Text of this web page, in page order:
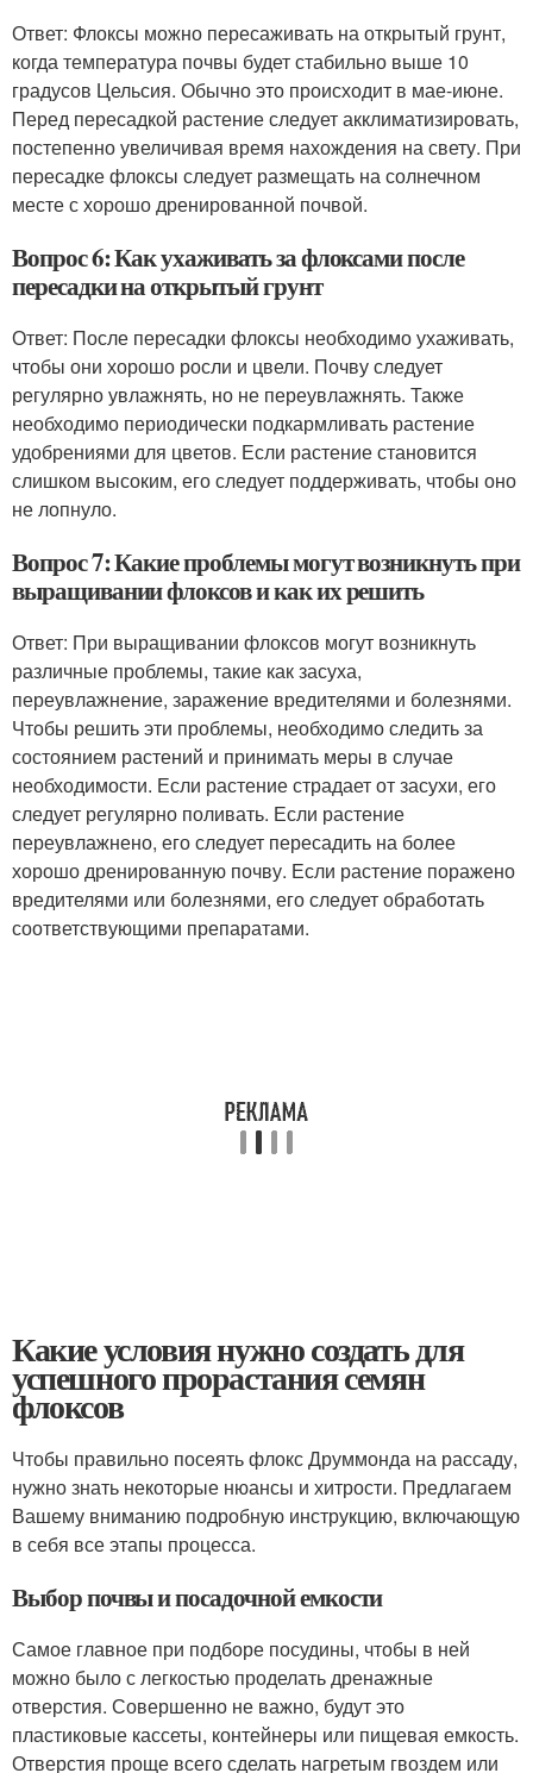
Ответ: Флоксы можно пересаживать на открытый грунт,
когда температура почвы будет стабильно выше 10
градусов Цельсия. Обычно это происходит в мае-июне.
Перед пересадкой растение следует акклиматизировать,
постепенно увеличивая время нахождения на свету. При
пересадке флоксы следует размещать на солнечном
месте с хорошо дренированной почвой.
Вопрос 6: Как ухаживать за флоксами после
пересадки на открытый грунт
Ответ: После пересадки флоксы необходимо ухаживать,
чтобы они хорошо росли и цвели. Почву следует
регулярно увлажнять, но не переувлажнять. Также
необходимо периодически подкармливать растение
удобрениями для цветов. Если растение становится
слишком высоким, его следует поддерживать, чтобы оно
не лопнуло.
Вопрос 7: Какие проблемы могут возникнуть при
выращивании флоксов и как их решить
Ответ: При выращивании флоксов могут возникнуть
различные проблемы, такие как засуха,
переувлажнение, заражение вредителями и болезнями.
Чтобы решить эти проблемы, необходимо следить за
состоянием растений и принимать меры в случае
необходимости. Если растение страдает от засухи, его
следует регулярно поливать. Если растение
переувлажнено, его следует пересадить на более
хорошо дренированную почву. Если растение поражено
вредителями или болезнями, его следует обработать
соответствующими препаратами.
Какие условия нужно создать для
успешного прорастания семян
флоксов
Чтобы правильно посеять флокс Друммонда на рассаду,
нужно знать некоторые нюансы и хитрости. Предлагаем
Вашему вниманию подробную инструкцию, включающую
в себя все этапы процесса.
Выбор почвы и посадочной емкости
Самое главное при подборе посудины, чтобы в ней
можно было с легкостью проделать дренажные
отверстия. Совершенно не важно, будут это
пластиковые кассеты, контейнеры или пищевая емкость.
Отверстия проще всего сделать нагретым гвоздем или